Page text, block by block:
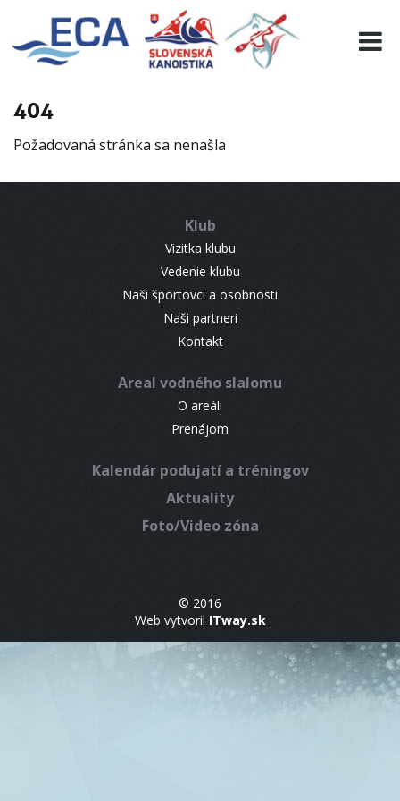
404
Požadovaná stránka sa nenašla
Klub
Vizitka klubu
Vedenie klubu
Naši športovci a osobnosti
Naši partneri
Kontakt
Areal vodného slalomu
O areáli
Prenájom
Kalendár podujatí a tréningov
Aktuality
Foto/Video zóna
© 2016
Web vytvoril ITway.sk
EURO 19
INFO
RESULTS
CONTACT